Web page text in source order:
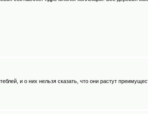
и о них нельзя сказать, что они растут